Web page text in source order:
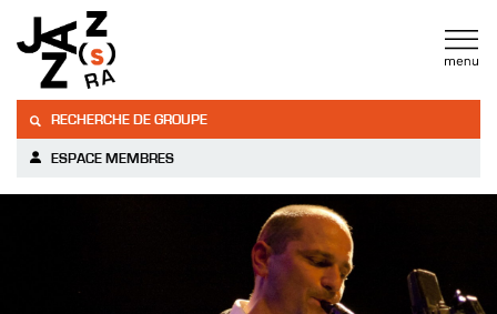
RECHERCHE DE GROUPE
ESPACE MEMBRES